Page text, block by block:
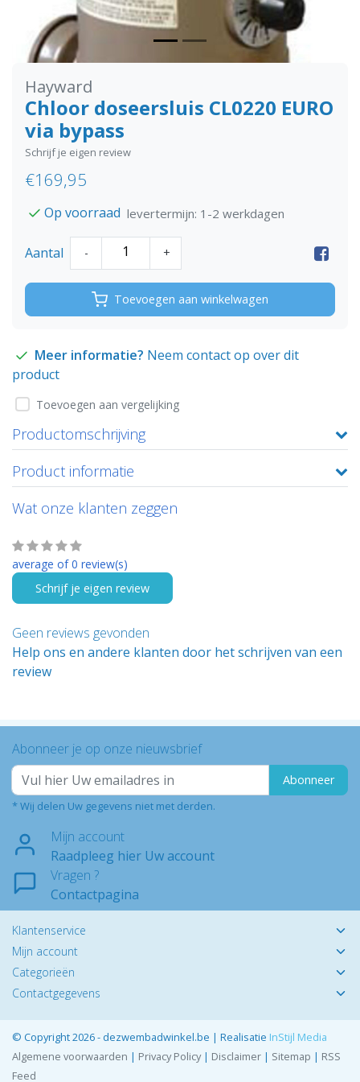
Hayward
Chloor doseersluis CL0220 EURO
via bypass
Schrijf je eigen review
€169,95
Op voorraad levertermijn: 1-2 werkdagen
Aantal - +
Toevoegen aan winkelwagen
Meer informatie? Neem contact op over dit
product
Toevoegen aan vergelijking
Productomschrijving
Product informatie
Wat onze klanten zeggen
average of 0 review(s)
Schrijf je eigen review
Geen reviews gevonden
Help ons en andere klanten door het schrijven van een
review
Abonneer je op onze nieuwsbrief
Abonneer
* Wij delen Uw gegevens niet met derden.
Mijn account
Raadpleeg hier Uw account
Vragen ?
Contactpagina
Klantenservice
Mijn account
Categorieën
Contactgegevens
© Copyright 2026 - dezwembadwinkel.be | Realisatie InStijl Media
Algemene voorwaarden | Privacy Policy| Disclaimer | Sitemap | RSS
Feed